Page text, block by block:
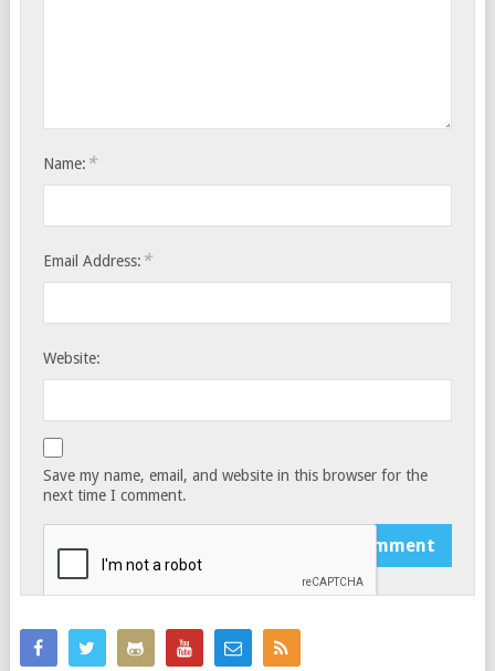
Name: *
Email Address: *
Website:
Save my name, email, and website in this browser for the
next time I comment.